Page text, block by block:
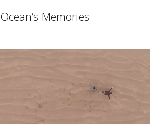
Ocean’s Memories